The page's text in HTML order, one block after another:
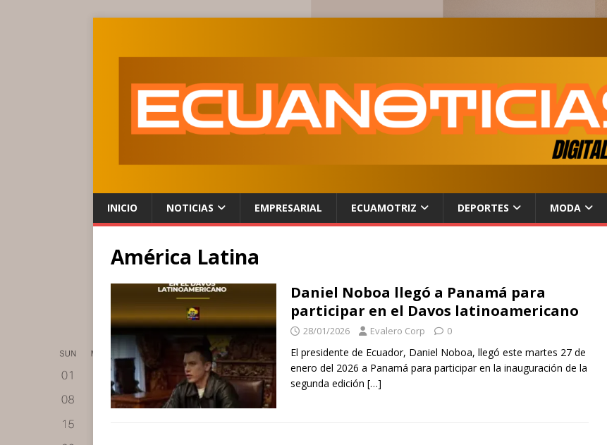
INICIO NOTICIAS EMPRESARIAL ECUAMOTRIZ DEPORTES MODA
América Latina
Daniel Noboa llegó a Panamá para
participar en el Davos latinoamericano
28/01/2026 Evalero Corp 0
El presidente de Ecuador, Daniel Noboa, llegó este martes 27 de
enero del 2026 a Panamá para participar en la inauguración de la
segunda edición […]